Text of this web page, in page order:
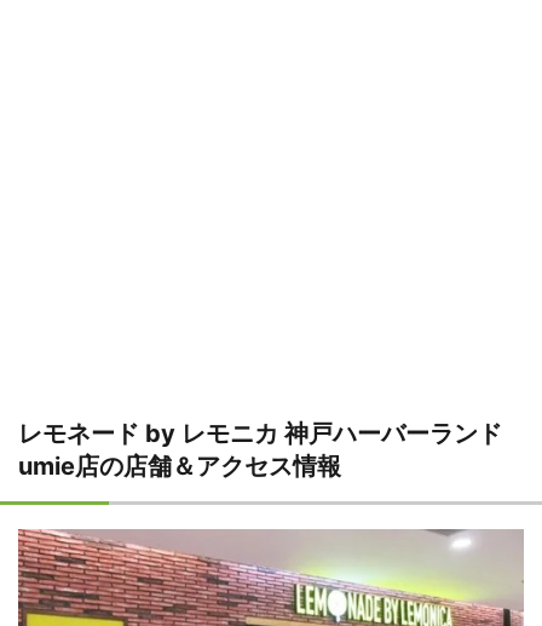
レモネード by レモニカ 神戸ハーバーランド
umie店の店舗＆アクセス情報